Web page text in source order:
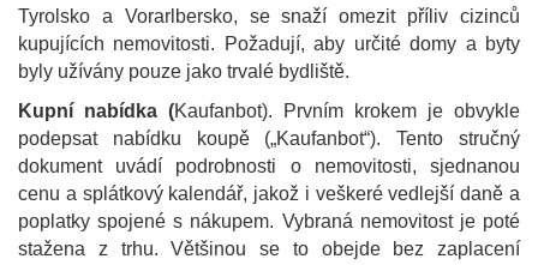
Tyrolsko a Vorarlbersko, se snaží omezit příliv cizinců
kupujících nemovitosti. Požadují, aby určité domy a byty
byly užívány pouze jako trvalé bydliště.
Kupní nabídka (Kaufanbot). Prvním krokem je obvykle
podepsat nabídku koupě („Kaufanbot“). Tento stručný
dokument uvádí podrobnosti o nemovitosti, sjednanou
cenu a splátkový kalendář, jakož i veškeré vedlejší daně a
poplatky spojené s nákupem. Vybraná nemovitost je poté
stažena z trhu. Většinou se to obejde bez zaplacení